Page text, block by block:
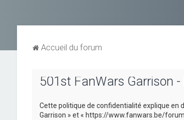
Accueil du forum
501st FanWars Garrison
Cette politique de confidentialité explique en
Garrison » et « https://www.fanwars.be/